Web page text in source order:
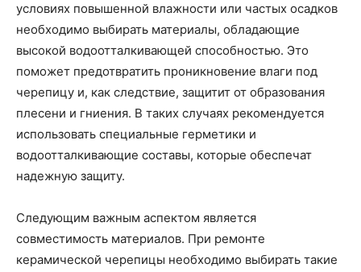
условиях повышенной влажности или частых осадков
необходимо выбирать материалы, обладающие
высокой водоотталкивающей способностью. Это
поможет предотвратить проникновение влаги под
черепицу и, как следствие, защитит от образования
плесени и гниения. В таких случаях рекомендуется
использовать специальные герметики и
водоотталкивающие составы, которые обеспечат
надежную защиту.
Следующим важным аспектом является
совместимость материалов. При ремонте
керамической черепицы необходимо выбирать такие